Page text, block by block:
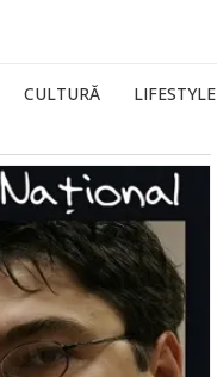
CULTURĂ LIFESTYLE